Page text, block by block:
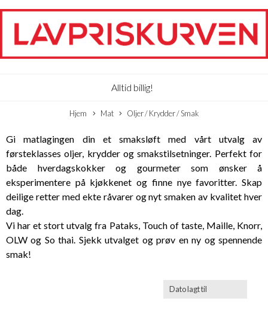
Alltid billig!
Hjem Mat Oljer / Krydder / Smak
Gi matlagingen din et smaksløft med vårt utvalg av
førsteklasses oljer, krydder og smakstilsetninger. Perfekt for
både hverdagskokker og gourmeter som ønsker å
eksperimentere på kjøkkenet og finne nye favoritter. Skap
deilige retter med ekte råvarer og nyt smaken av kvalitet hver
dag.
Vi har et stort utvalg fra Pataks, Touch of taste, Maille, Knorr,
OLW og So thai. Sjekk utvalget og prøv en ny og spennende
smak!